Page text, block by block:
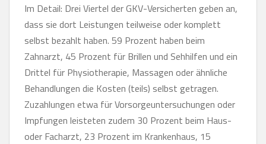
Im Detail: Drei Viertel der GKV-Versicherten geben an,
dass sie dort Leistungen teilweise oder komplett
selbst bezahlt haben. 59 Prozent haben beim
Zahnarzt, 45 Prozent für Brillen und Sehhilfen und ein
Drittel für Physiotherapie, Massagen oder ähnliche
Behandlungen die Kosten (teils) selbst getragen.
Zuzahlungen etwa für Vorsorgeuntersuchungen oder
Impfungen leisteten zudem 30 Prozent beim Haus-
oder Facharzt, 23 Prozent im Krankenhaus, 15